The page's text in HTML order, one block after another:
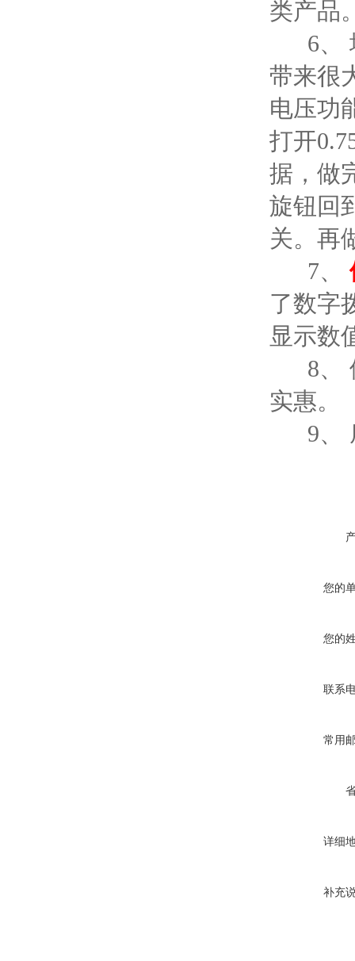
类产
6、
带来很
电压功
打开
据，做
旋钮回
关。再
7、
了数字
显示数
8、
实惠。
9、
您的
您的
联系
常用
详细
补充